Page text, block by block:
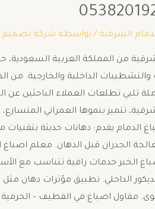
الشرقية / بواسطة شركة تصميم
من المملكة العربية السعودية،
الداخلية والخارجية. من
تطلعات العملاء الباحثين عن
تتميز بنموها العمراني
يقدم: دهانات حديثة بتقنيات
الجدران قبل الدهان. معلم اصباغ
الخبر خدمات راقية تتناسب مع
الداخلي. تطبيق مؤثرات دهان مثل
مقاول اصباغ في القطيف –